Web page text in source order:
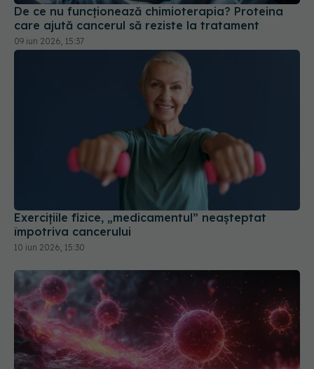
De ce nu funcționează chimioterapia? Proteina
care ajută cancerul să reziste la tratament
09 iun 2026, 15:37
Exercițiile fizice, „medicamentul” neașteptat
împotriva cancerului
10 iun 2026, 15:30